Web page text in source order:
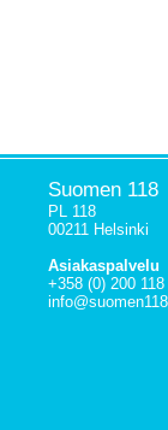
Suomen 118
PL 118
00211 Helsinki
Asiakaspalvelu
+358 (0) 200 118